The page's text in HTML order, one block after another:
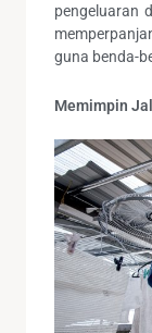
pengeluaran
guna benda-
Memimpin